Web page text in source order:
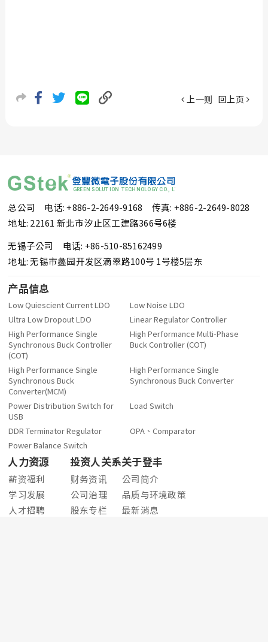
上一则 回上页
总公司 电话: +886-2-2649-9168
传真: +886-2-2649-8028
地址: 22161 新北市汐止区工建路366号6楼
无锡子公司 电话: +86-510-85162499
地址: 无锡市蠡园开发区滴翠路100号 1号楼5层东
产品信息
Low Quiescient Current LDO
Low Noise LDO
Ultra Low Dropout LDO
Linear Regulator Controller
High Performance Single
Synchronous Buck Controller
(COT)
High Performance Multi-Phase
Buck Controller (COT)
High Performance Single
Synchronous Buck
Converter(MCM)
High Performance Single
Synchronous Buck Converter
Power Distribution Switch for
USB
Load Switch
DDR Terminator Regulator
OPA、Comparator
Power Balance Switch
人力资源
薪资福利
学习发展
人才招聘
投资人关系
财务资讯
公司治理
股东专栏
关于登丰
公司简介
品质与环境政策
最新消息